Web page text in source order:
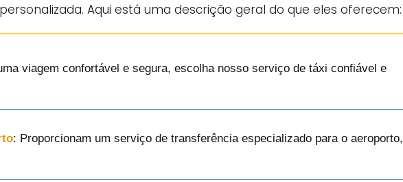
Aqui está uma descrição geral do que eles oferecem:
viagem confortável e segura, escolha nosso serviço de táxi confiável e
: Proporcionam um serviço de transferência especializado para o aeroporto,